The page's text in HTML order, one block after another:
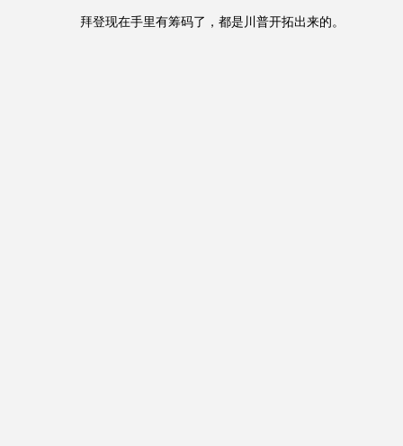
拜登现在手里有筹码了，都是川普开拓出来的。